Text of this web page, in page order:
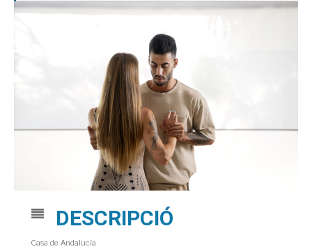
DESCRIPCIÓ
Casa de Andalucía